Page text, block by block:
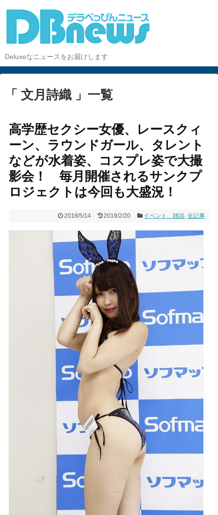
Deluxeなニュースをお届けします
「 文月詩織 」一覧
高学歴セクシー女優、レースクィ
ーン、ラウンドガール、タレント
などが水着姿、コスプレ姿で大撮
影会！ 毎月開催されるサンクプ
ロジェクトは今回も大盛況！
2018/5/14 2019/2/20 イベント、雑談,全記事